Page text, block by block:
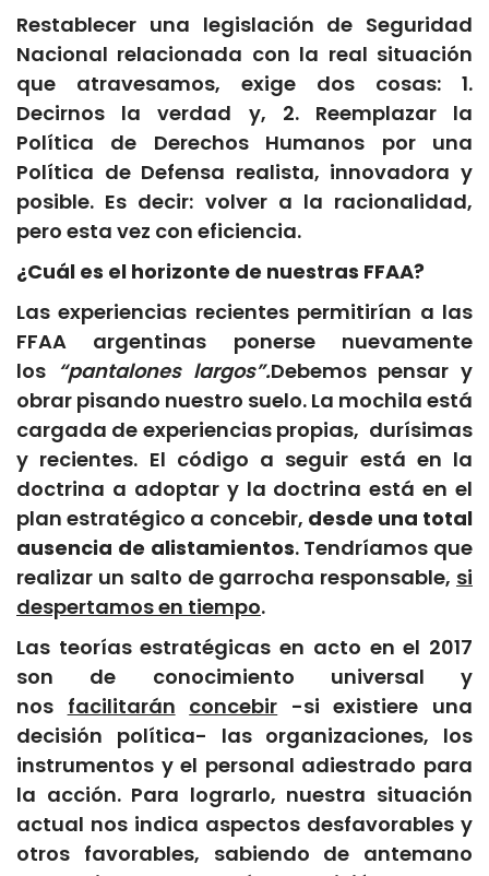
Restablecer una legislación de Seguridad
Nacional relacionada con la real situación
que atravesamos, exige dos cosas: 1.
Decirnos la verdad y, 2. Reemplazar la
Política de Derechos Humanos por una
Política de Defensa realista, innovadora y
posible. Es decir: volver a la racionalidad,
pero esta vez con eficiencia.
¿Cuál es el horizonte de nuestras FFAA?
Las experiencias recientes permitirían a las
FFAA argentinas ponerse nuevamente
los “pantalones largos”.Debemos pensar y
obrar pisando nuestro suelo. La mochila está
cargada de experiencias propias, durísimas
y recientes. El código a seguir está en la
doctrina a adoptar y la doctrina está en el
plan estratégico a concebir, desde una total
ausencia de alistamientos. Tendríamos que
realizar un salto de garrocha responsable, si
despertamos en tiempo.
Las teorías estratégicas en acto en el 2017
son de conocimiento universal y
nos facilitarán concebir -si existiere una
decisión política- las organizaciones, los
instrumentos y el personal adiestrado para
la acción. Para lograrlo, nuestra situación
actual nos indica aspectos desfavorables y
otros favorables, sabiendo de antemano